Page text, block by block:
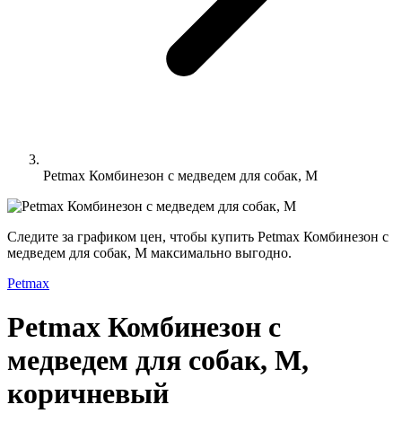
Petmax Комбинезон с медведем для собак, M
Следите за графиком цен, чтобы купить Petmax Комбинезон с
медведем для собак, M максимально выгодно.
Petmax
Petmax Комбинезон с
медведем для собак, M,
коричневый